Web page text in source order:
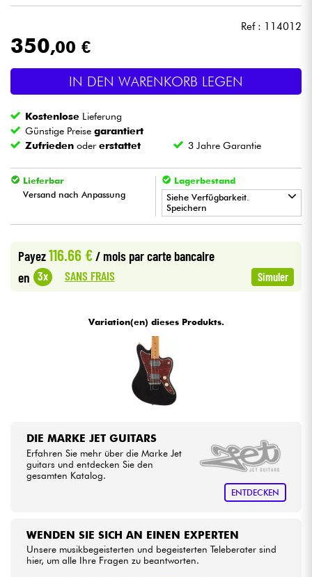
Live-Sound
Licht
Drums
Violinen & Quartett
Kabel & Zubehöre
Sehen Sie sich unsere Marken an
Ref : 114012
350,00 €
IN DEN WARENKORB LEGEN
Kostenlose Lieferung
Günstige Preisegarantiert
Zufrieden odererstattet 3 Jahre Garantie
Lieferbar
Versand nach Anpassung
Lagerbestand
Siehe Verfügbarkeit.
Speichern
•
•
• Star
Payez116.66 €/ mois par carte bancaire
en 3x SANS FRAIS Simuler
Variation(en) dieses Produkts.
DIE MARKE JET GUITARS
Erfahren Sie mehr über die Marke Jet
guitars und entdecken Sie den
gesamten Katalog.
ENTDECKEN
WENDEN SIE SICH AN EINEN EXPERTEN
Unsere musikbegeisterten und begeisterten Teleberater sind
hier, um alle Ihre Fragen zu beantworten.